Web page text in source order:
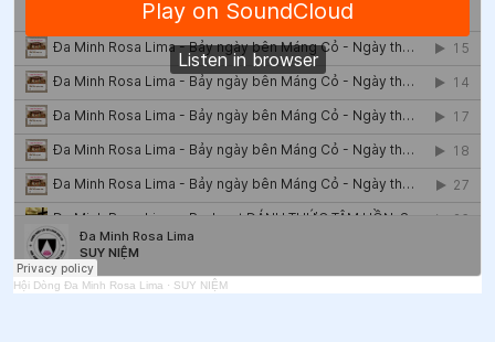
Hội Dòng Đa Minh Rosa Lima · SUY NIỆM